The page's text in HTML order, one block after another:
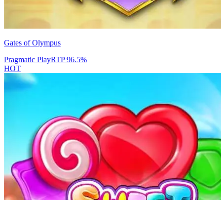
Gates of Olympus
Pragmatic PlayRTP96.5%
HOT